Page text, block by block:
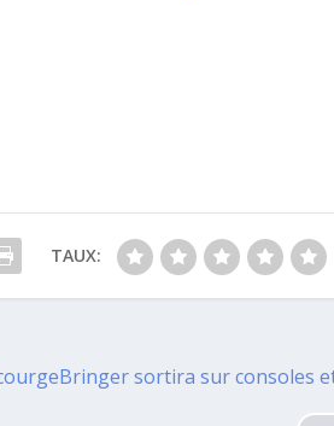
TAUX:
sortira sur consoles